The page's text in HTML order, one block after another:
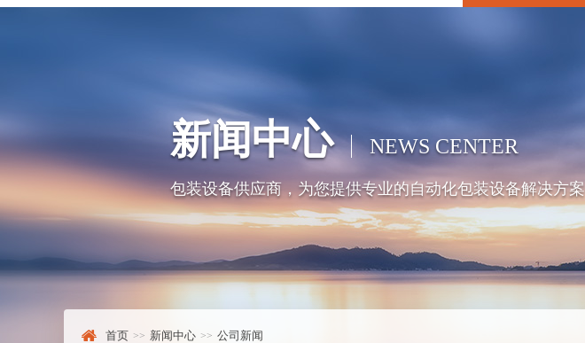
新闻中心 NEWS CENTER
包装设备供应商，为您提供专业的自动化包装设备解决方案
首页 新闻中心 公司新闻